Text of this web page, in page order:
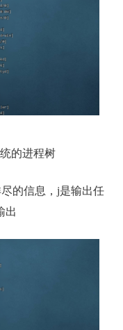
的进程树
的信息，j是输出任
出